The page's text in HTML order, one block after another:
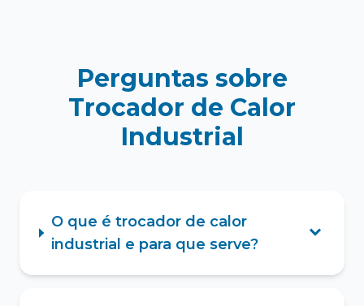
Perguntas sobre
Trocador de Calor
Industrial
O que é trocador de calor
industrial e para que serve?